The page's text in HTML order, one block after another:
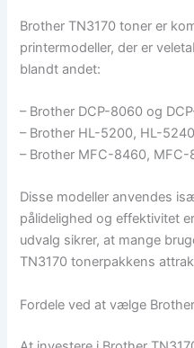
Brother TN3170 toner er
printermodeller, der er
blandt andet:
– Brother DCP-8060 og
– Brother HL-5200, HL-
– Brother MFC-8460,
Disse modeller anvendes
pålidelighed og effektivitet
udvalg sikrer, at mange
TN3170 tonerpakkens
Fordele ved at vælge